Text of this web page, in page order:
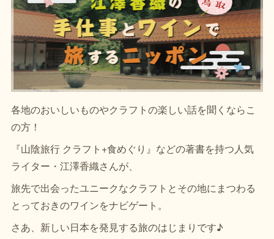
各地のおいしいものやクラフトの楽しい話を聞くならこ
の方！
『山陰旅行 クラフト+食めぐり』などの著書を持つ人気
ライター・江澤香織さんが、
旅先で出会ったユニークなクラフトとその地にまつわる
とっておきのワインをナビゲート。
さあ、新しい日本を発見する旅のはじまりです♪